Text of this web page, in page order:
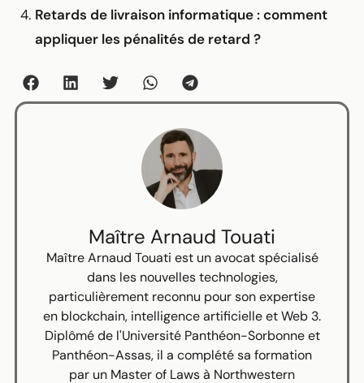
Retards de livraison informatique : comment
appliquer les pénalités de retard ?
Maître Arnaud Touati
Maître Arnaud Touati est un avocat spécialisé
dans les nouvelles technologies,
particulièrement reconnu pour son expertise
en blockchain, intelligence artificielle et Web 3.
Diplômé de l'Université Panthéon-Sorbonne et
Panthéon-Assas, il a complété sa formation
par un Master of Laws à Northwestern